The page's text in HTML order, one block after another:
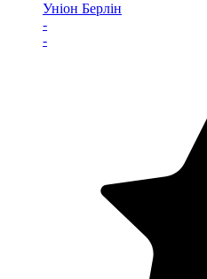
Уніон Берлін
-
-